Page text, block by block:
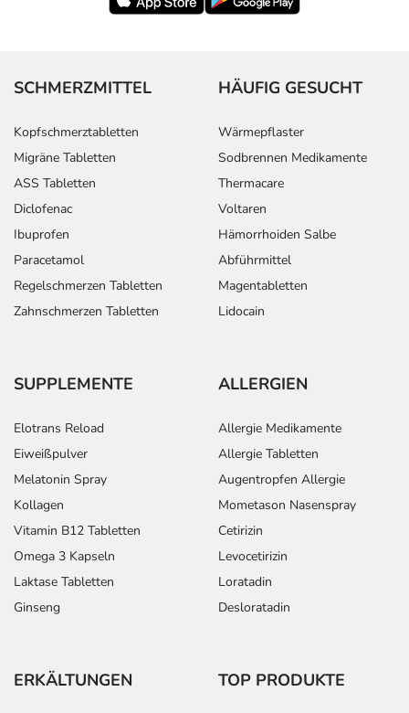
SCHMERZMITTEL
Kopfschmerztabletten
Migräne Tabletten
ASS Tabletten
Diclofenac
Ibuprofen
Paracetamol
Regelschmerzen Tabletten
Zahnschmerzen Tabletten
HÄUFIG GESUCHT
Wärmepflaster
Sodbrennen Medikamente
Thermacare
Voltaren
Hämorrhoiden Salbe
Abführmittel
Magentabletten
Lidocain
SUPPLEMENTE
Elotrans Reload
Eiweißpulver
Melatonin Spray
Kollagen
Vitamin B12 Tabletten
Omega 3 Kapseln
Laktase Tabletten
Ginseng
ALLERGIEN
Allergie Medikamente
Allergie Tabletten
Augentropfen Allergie
Mometason Nasenspray
Cetirizin
Levocetirizin
Loratadin
Desloratadin
ERKÄLTUNGEN TOP PRODUKTE